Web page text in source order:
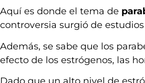
Aquí es donde el tema de
controversia surgió de
Además, se sabe que los
efecto de los estrógenos, las